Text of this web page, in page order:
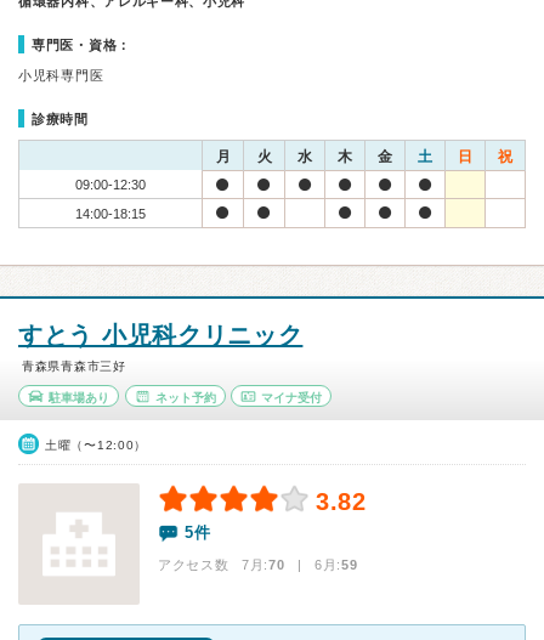
専門医・資格：
小児科専門医
診療時間
月 火 水 木 金 土 日 祝
09:00-12:30
14:00-18:15
すとう 小児科クリニック
青森県青森市三好
駐車場あり ネット予約 マイナ受付
土曜（〜12:00）
3.82
5件
アクセス数 7月:70 | 6月:59